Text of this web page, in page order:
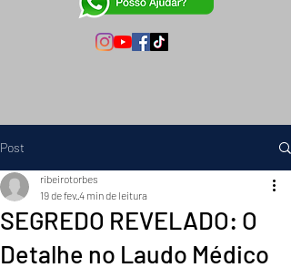
Post
SEGREDO REVELADO: O
Detalhe no Laudo Médico
ribeirotorbes
19 de fev. 4 min de leitura